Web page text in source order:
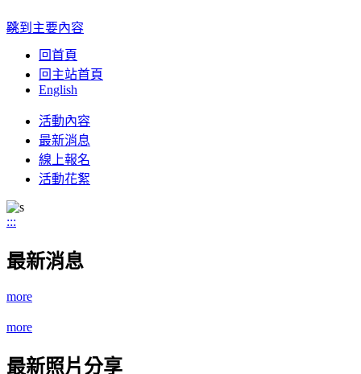
跳到主要內容
:::
回首頁
回主站首頁
English
Toggle
navigation
活動內容
最新消息
線上報名
活動花絮
:::
最新消息
more
more
最新照片分享